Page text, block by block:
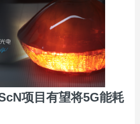
项目有望将5G能耗